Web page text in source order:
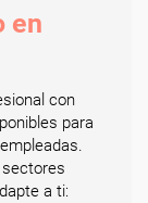
en
con
para
a ti: